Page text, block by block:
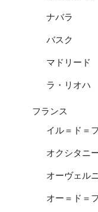
ナバラ
バスク
マドリード
ラ・リオハ
フランス
イル＝ド＝
オクシタニ
オーヴェル
オー＝ド＝